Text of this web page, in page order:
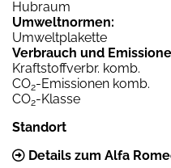
Hubraum
Umweltnormen:
Umweltplakette
Verbrauch und
Kraftstoffverbr. komb.
CO2-Emissionen komb.
CO2-Klasse
Standort
Details zum Alfa